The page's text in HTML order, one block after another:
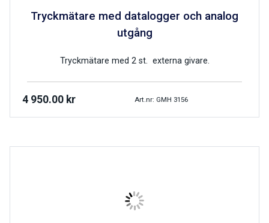
Tryckmätare med datalogger och analog
utgång
Tryckmätare med 2 st. externa givare.
4 950.00 kr Art.nr: GMH 3156